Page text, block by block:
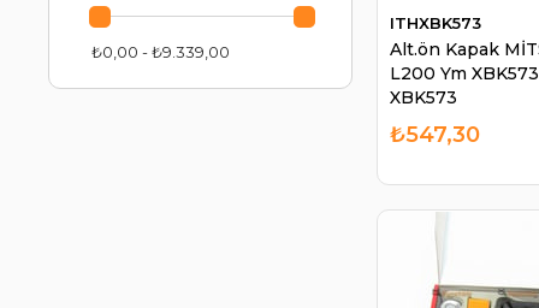
PARÇATIKLA
PHILIPS
PHOTON
₺0,00 - ₺9.339,00
Alt.ön Kapak
L200 Ym
XBK573
ITHXBK573
₺547,30